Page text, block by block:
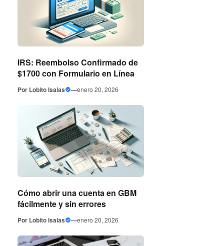
IRS: Reembolso Confirmado de
$1700 con Formulario en Línea
Por Lobito Isaias —enero 20, 2026
Cómo abrir una cuenta en GBM
fácilmente y sin errores
Por Lobito Isaias —enero 20, 2026